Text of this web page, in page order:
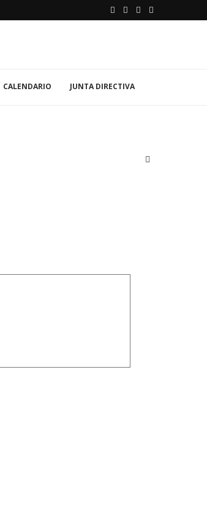
CALENDARIO JUNTA DIRECTIVA